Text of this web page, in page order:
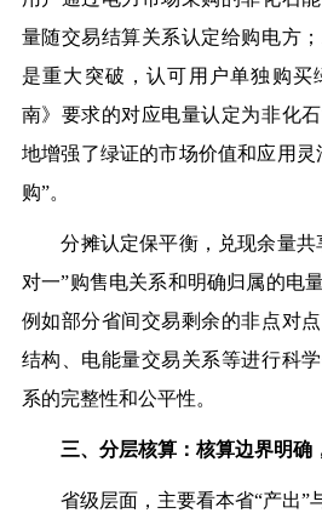
量随交易结算关系认定给购电方
是重大突破，认可用户单独购买
南》要求的对应电量认定为非化
地增强了绿证的市场价值和应用
购”。
分摊认定保平衡，兑现余量共
对一”购售电关系和明确归属的电
例如部分省间交易剩余的非点对
结构、电能量交易关系等进行科
系的完整性和公平性。
三、分层核算：核算边界明确
省级层面，主要看本省“产出”